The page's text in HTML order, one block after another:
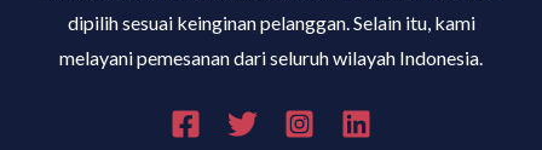
dipilih sesuai keinginan pelanggan. Selain itu, kami
melayani pemesanan dari seluruh wilayah Indonesia.